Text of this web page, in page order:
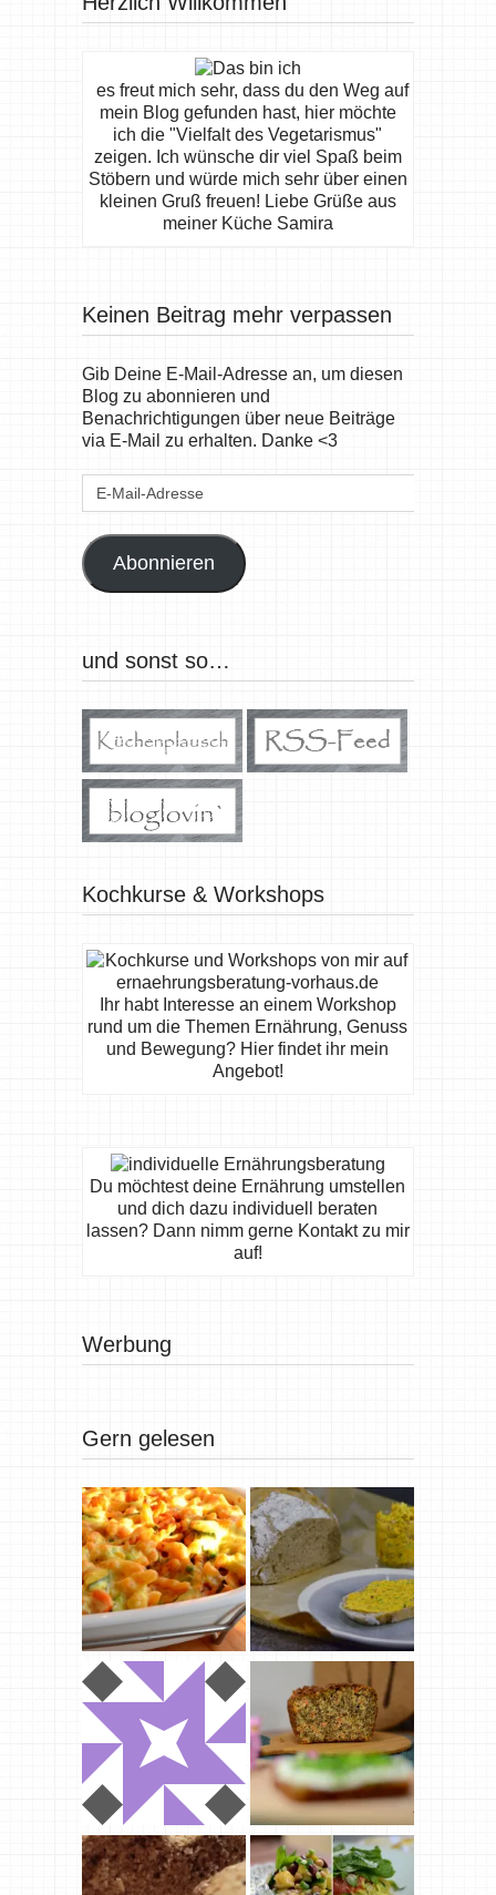
es freut mich sehr, dass du den Weg auf
mein Blog gefunden hast, hier möchte
ich die "Vielfalt des Vegetarismus"
zeigen. Ich wünsche dir viel Spaß beim
Stöbern und würde mich sehr über einen
kleinen Gruß freuen! Liebe Grüße aus
meiner Küche Samira
Keinen Beitrag mehr verpassen
Gib Deine E-Mail-Adresse an, um diesen
Blog zu abonnieren und
Benachrichtigungen über neue Beiträge
via E-Mail zu erhalten. Danke <3
E-
Abonnieren
und sonst so…
Kochkurse & Workshops
Ihr habt Interesse an einem Workshop
rund um die Themen Ernährung, Genuss
und Bewegung? Hier findet ihr mein
Angebot!
Du möchtest deine Ernährung umstellen
und dich dazu individuell beraten
lassen? Dann nimm gerne Kontakt zu mir
auf!
Werbung
Gern gelesen